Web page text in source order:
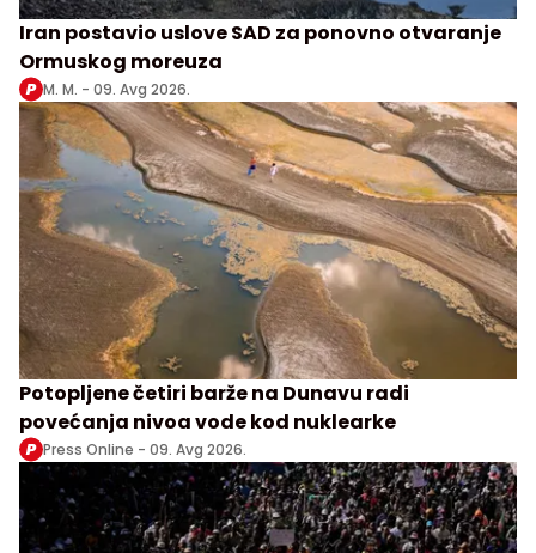
Iran postavio uslove SAD za ponovno otvaranje
Ormuskog moreuza
M. M. - 09. Avg 2026.
Potopljene četiri barže na Dunavu radi
povećanja nivoa vode kod nuklearke
Press Online - 09. Avg 2026.